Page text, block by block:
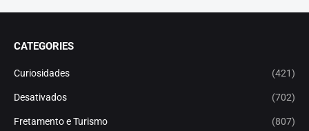
CATEGORIES
Curiosidades (421)
Desativados (702)
Fretamento e Turismo (807)